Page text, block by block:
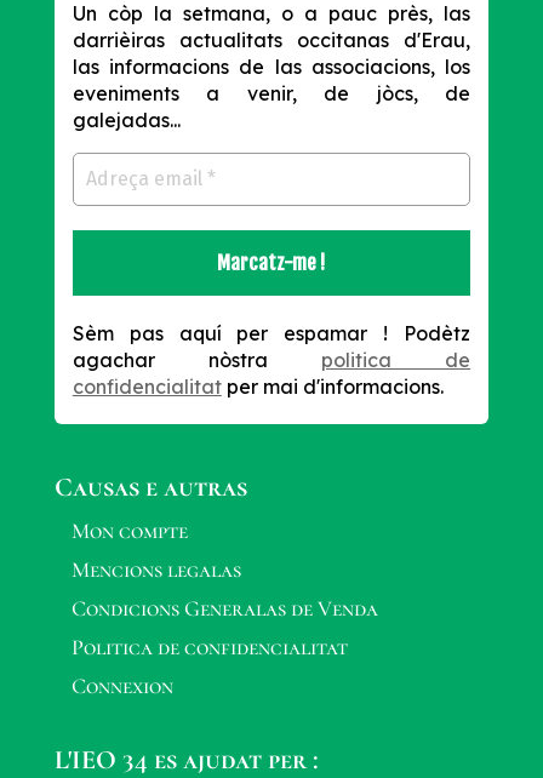
Un còp la setmana, o a pauc près, las
darrièiras actualitats occitanas d'Erau,
las informacions de las associacions, los
eveniments a venir, de jòcs, de
galejadas...
Sèm pas aquí per espamar !
Podètz
agachar nòstra politica de
confidencialitatper mai d'informacions.
Causas e autras
Mon compte
Mencions legalas
Condicions Generalas de Venda
Politica de confidencialitat
Connexion
L'IEO 34 es ajudat per :